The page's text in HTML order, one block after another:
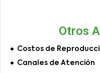
Otros
Costos de
Canales de Atención